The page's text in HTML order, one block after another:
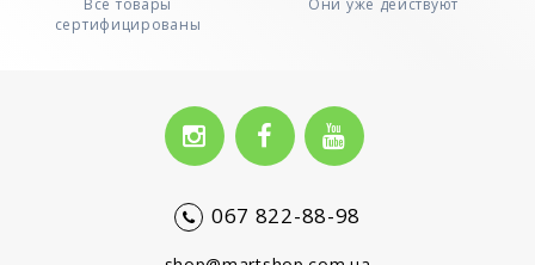
Все товары
сертифицированы
Они уже действуют
067 822-88-98